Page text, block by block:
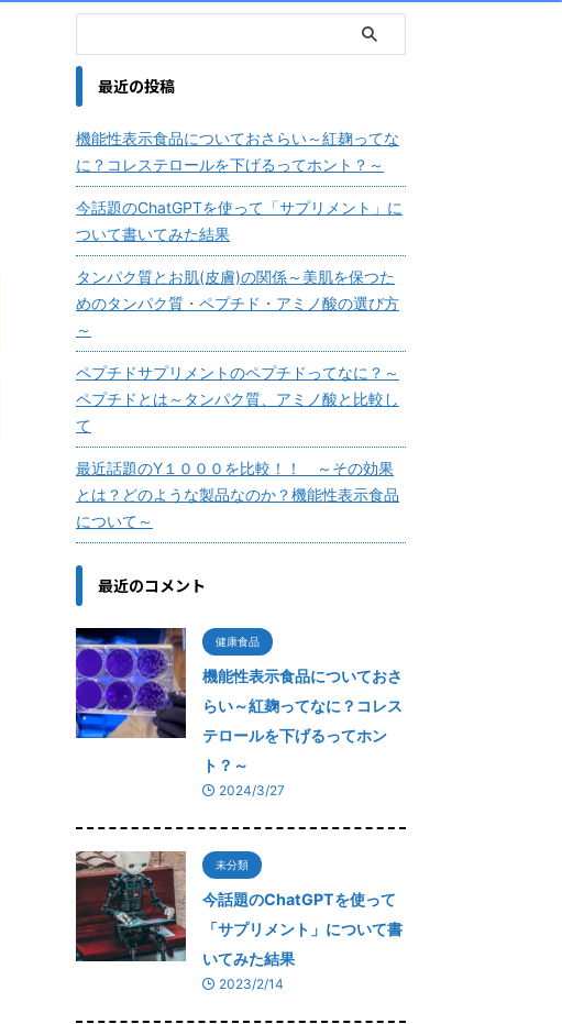
最近の投稿
機能性表示食品についておさらい～紅麹ってな
に？コレステロールを下げるってホント？～
今話題のChatGPTを使って「サプリメント」に
ついて書いてみた結果
タンパク質とお肌(皮膚)の関係～美肌を保つた
めのタンパク質・ペプチド・アミノ酸の選び方
～
ペプチドサプリメントのペプチドってなに？～
ペプチドとは～タンパク質、アミノ酸と比較し
て
最近話題のY１０００を比較！！ ～その効果
とは？どのような製品なのか？機能性表示食品
について～
最近のコメント
健康食品
機能性表示食品についておさ
らい～紅麹ってなに？コレス
テロールを下げるってホン
ト？～
2024/3/27
未分類
今話題のChatGPTを使って
「サプリメント」について書
いてみた結果
2023/2/14